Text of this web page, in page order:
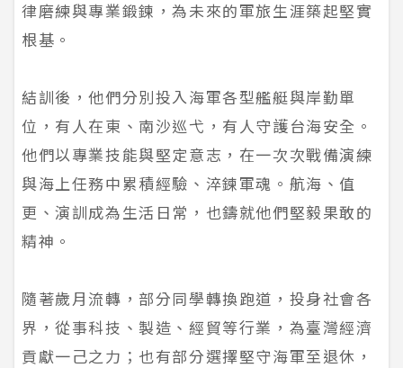
律磨練與專業鍛鍊，為未來的軍旅生涯築起堅實
根基。
結訓後，他們分別投入海軍各型艦艇與岸勤單
位，有人在東、南沙巡弋，有人守護台海安全。
他們以專業技能與堅定意志，在一次次戰備演練
與海上任務中累積經驗、淬鍊軍魂。航海、值
更、演訓成為生活日常，也鑄就他們堅毅果敢的
精神。
隨著歲月流轉，部分同學轉換跑道，投身社會各
界，從事科技、製造、經貿等行業，為臺灣經濟
貢獻一己之力；也有部分選擇堅守海軍至退休，